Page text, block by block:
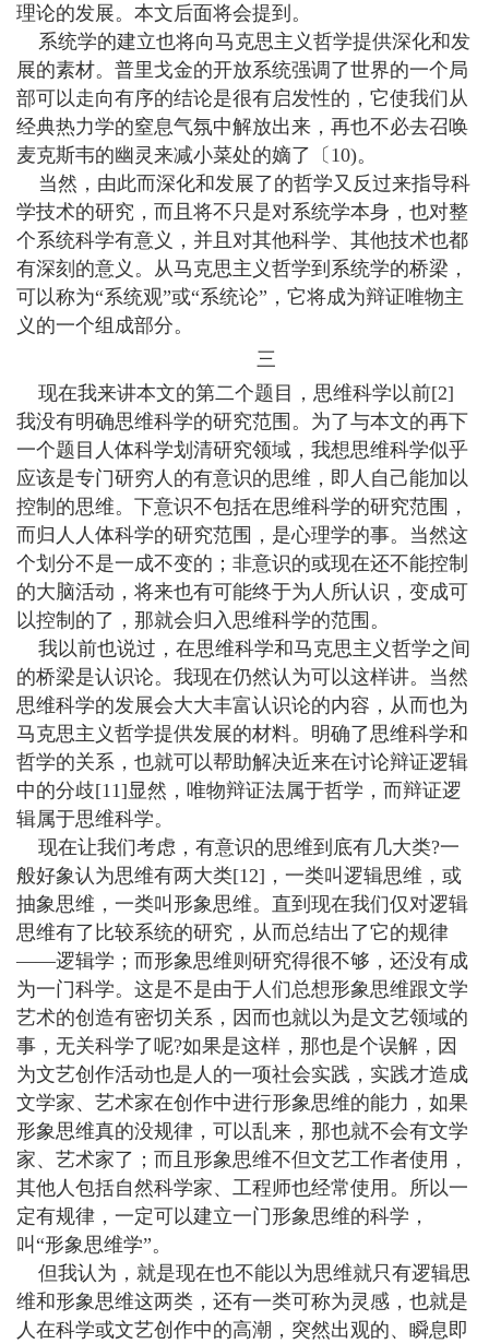
理论的发展。本文后面将会提到。
系统学的建立也将向马克思主义哲学提供深化和发
展的素材。普里戈金的开放系统强调了世界的一个局
部可以走向有序的结论是很有启发性的，它使我们从
经典热力学的窒息气氛中解放出来，再也不必去召唤
麦克斯韦的幽灵来减小菜处的嫡了〔10)。
当然，由此而深化和发展了的哲学又反过来指导科
学技术的研究，而且将不只是对系统学本身，也对整
个系统科学有意义，并且对其他科学、其他技术也都
有深刻的意义。从马克思主义哲学到系统学的桥梁，
可以称为“系统观”或“系统论”，它将成为辩证唯物主
义的一个组成部分。
三
现在我来讲本文的第二个题目，思维科学以前[2]
我没有明确思维科学的研究范围。为了与本文的再下
一个题目人体科学划清研究领域，我想思维科学似乎
应该是专门研穷人的有意识的思维，即人自己能加以
控制的思维。下意识不包括在思维科学的研究范围，
而归人人体科学的研究范围，是心理学的事。当然这
个划分不是一成不变的；非意识的或现在还不能控制
的大脑活动，将来也有可能终于为人所认识，变成可
以控制的了，那就会归入思维科学的范围。
我以前也说过，在思维科学和马克思主义哲学之间
的桥梁是认识论。我现在仍然认为可以这样讲。当然
思维科学的发展会大大丰富认识论的内容，从而也为
马克思主义哲学提供发展的材料。明确了思维科学和
哲学的关系，也就可以帮助解决近来在讨论辩证逻辑
中的分歧[11]显然，唯物辩证法属于哲学，而辩证逻
辑属于思维科学。
现在让我们考虑，有意识的思维到底有几大类?一
般好象认为思维有两大类[12]，一类叫逻辑思维，或
抽象思维，一类叫形象思维。直到现在我们仅对逻辑
思维有了比较系统的研究，从而总结出了它的规律
——逻辑学；而形象思维则研究得很不够，还没有成
为一门科学。这是不是由于人们总想形象思维跟文学
艺术的创造有密切关系，因而也就以为是文艺领域的
事，无关科学了呢?如果是这样，那也是个误解，因
为文艺创作活动也是人的一项社会实践，实践才造成
文学家、艺术家在创作中进行形象思维的能力，如果
形象思维真的没规律，可以乱来，那也就不会有文学
家、艺术家了；而且形象思维不但文艺工作者使用，
其他人包括自然科学家、工程师也经常使用。所以一
定有规律，一定可以建立一门形象思维的科学，
叫“形象思维学”。
但我认为，就是现在也不能以为思维就只有逻辑思
维和形象思维这两类，还有一类可称为灵感，也就是
人在科学或文艺创作中的高潮，突然出观的、瞬息即